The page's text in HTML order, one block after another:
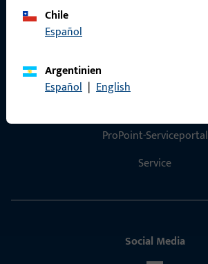
Chile
Español
Argentinien
Español | English
ProPoint-Serviceportal
Service
Social Media